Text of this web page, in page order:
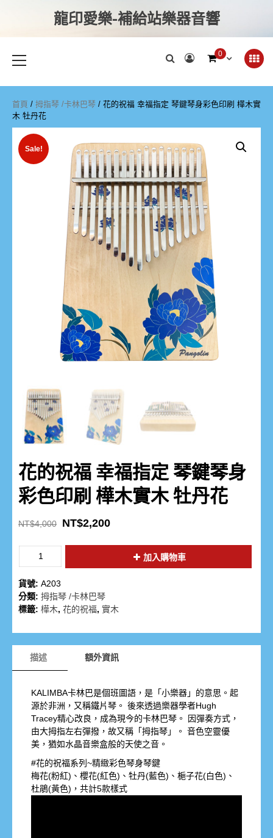
龍印愛樂-補給站樂器音響
0
首頁 / 拇指琴 /卡林巴琴 / 花的祝福 幸福指定 琴鍵琴身彩色印刷 樺木實
木 牡丹花
Sale!
花的祝福 幸福指定 琴鍵琴身
彩色印刷 樺木實木 牡丹花
NT$4,000 NT$2,200
加入購物車
貨號: A203
分類: 拇指琴 /卡林巴琴
標籤: 樺木, 花的祝福, 實木
描述 額外資訊
KALIMBA卡林巴是個班圖語，是「小樂器」的意思。起
源於非洲，又稱鐵片琴。 後來透過樂器學者Hugh
Tracey精心改良，成為現今的卡林巴琴。 因彈奏方式，
由大拇指左右彈撥，故又稱「拇指琴」。 音色空靈優
美，猶如水晶音樂盒般的天使之音。
#花的祝福系列~精緻彩色琴身琴鍵
梅花(粉紅)、櫻花(紅色)、牡丹(藍色)、梔子花(白色)、
杜鵑(黃色)，共計5款樣式